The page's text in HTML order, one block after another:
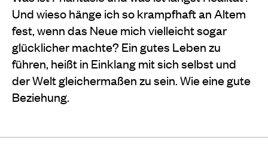
Und wieso hänge ich so krampfhaft an Altem
fest, wenn das Neue mich vielleicht sogar
glücklicher machte? Ein gutes Leben zu
führen, heißt in Einklang mit sich selbst und
der Welt gleichermaßen zu sein. Wie eine gute
Beziehung.